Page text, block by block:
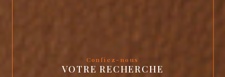
Confiez-nous
VOTRE RECHERCHE